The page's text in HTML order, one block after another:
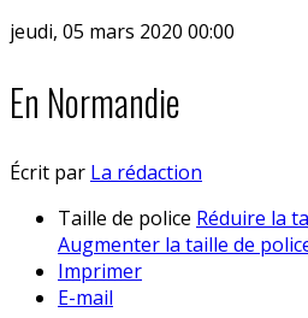
jeudi, 05 mars 2020 00:00
En Normandie
Écrit par La rédaction
Taille de police Réduire la
Augmenter la taille de
Imprimer
E-mail